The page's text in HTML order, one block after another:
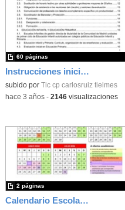
Instrucciones inicio de curso 2023/2024
subido por Tic cp carlosruiz tielmes
60 páginas
-hace 3 años- 2146visualizaciones
Calendario Escolar 2023/2024
2 páginas